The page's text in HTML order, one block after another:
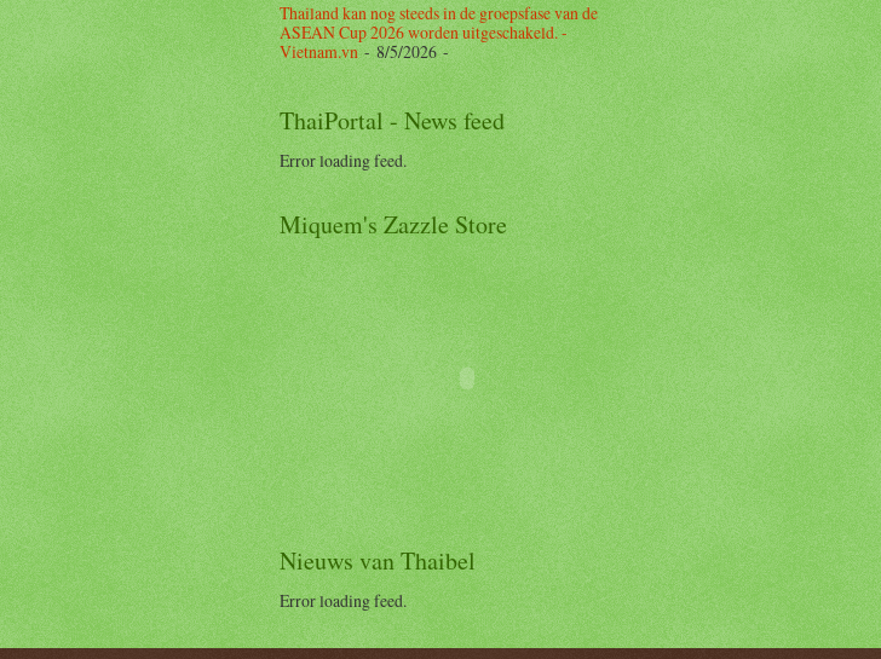
Thailand kan nog steeds in de groepsfase van de
ASEAN Cup 2026 worden uitgeschakeld. -
Vietnam.vn- 8/5/2026-
ThaiPortal - News feed
Error loading feed.
Miquem's Zazzle Store
Nieuws van Thaibel
Error loading feed.